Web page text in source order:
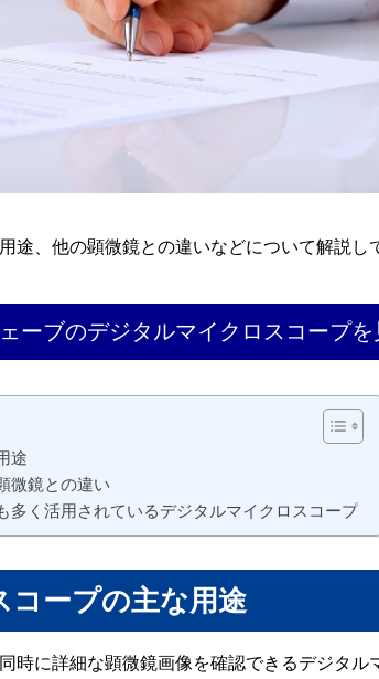
途、他の顕微鏡との違いなどについて解説し
ーブのデジタルマイクロスコープを
途
微鏡との違い
多く活用されているデジタルマイクロスコープ
コープの主な用途
時に詳細な顕微鏡画像を確認できるデジタル